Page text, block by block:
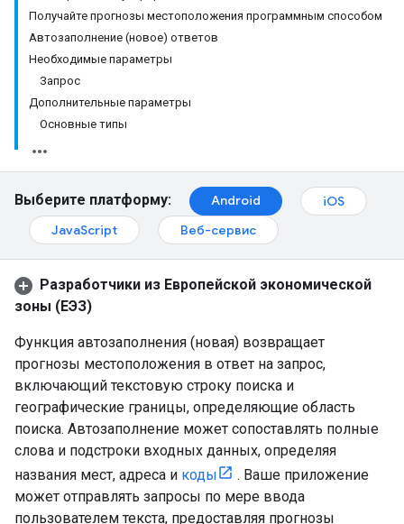
Получайте прогнозы местоположения программным способом
Автозаполнение (новое) ответов
Необходимые параметры
Запрос
Дополнительные параметры
Основные типы
Выберите платформу: Android
iOS
JavaScript
Веб-сервис
Разработчики из Европейской экономической
зоны (ЕЭЗ)
Функция автозаполнения (новая) возвращает
прогнозы местоположения в ответ на запрос,
включающий текстовую строку поиска и
географические границы, определяющие область
поиска. Автозаполнение может сопоставлять полные
слова и подстроки входных данных, определяя
названия мест, адреса и коды
. Ваше приложение
может отправлять запросы по мере ввода
пользователем текста, предоставляя прогнозы